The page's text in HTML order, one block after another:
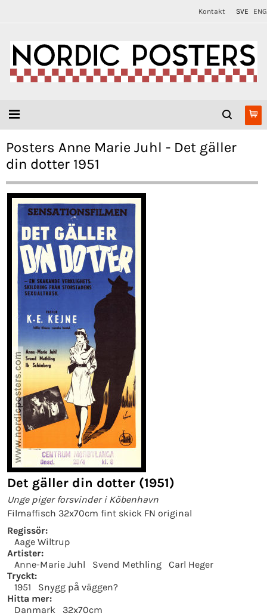
Kontakt SVE ENG
Posters Anne Marie Juhl - Det gäller
din dotter 1951
Det gäller din dotter (1951)
Unge piger forsvinder i Köbenhavn
Filmaffisch 32x70cm fint skick FN original
Regissör:
Aage Wiltrup
Artister:
Anne-Marie Juhl
Svend Methling
Carl Heger
Tryckt:
1951
Snygg på väggen?
Hitta mer:
Danmark
32x70cm